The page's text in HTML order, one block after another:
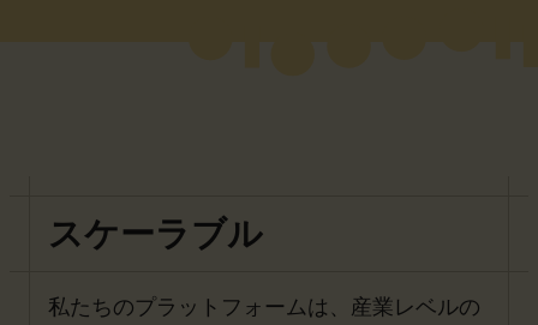
スケーラブル
私たちのプラットフォームは、産業レベルの